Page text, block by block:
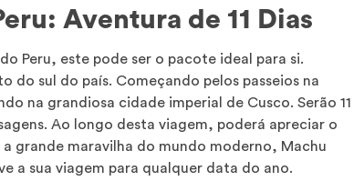
Aventura de 11 Dias
Peru, este pode ser o pacote ideal para si.
do sul do país. Começando pelos passeios na
na grandiosa cidade imperial de Cusco. Serão 11
Ao longo desta viagem, poderá apreciar o
grande maravilha do mundo moderno, Machu
a sua viagem para qualquer data do ano.